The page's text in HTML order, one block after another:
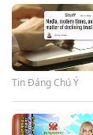
Tin Đáng Chú Ý